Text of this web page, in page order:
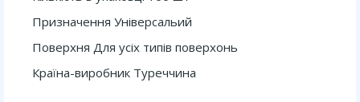
Призначення Універсальий
Поверхня Для усіх типів поверхонь
Країна-виробник Туреччина